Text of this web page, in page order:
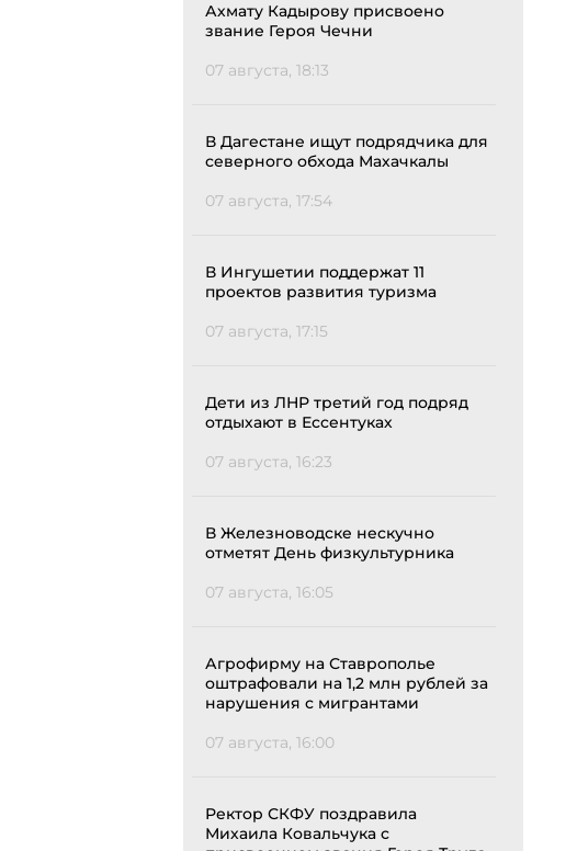
Ахмату Кадырову присвоено
звание Героя Чечни
07 августа, 18:13
В Дагестане ищут подрядчика для
северного обхода Махачкалы
07 августа, 17:54
В Ингушетии поддержат 11
проектов развития туризма
07 августа, 17:15
Дети из ЛНР третий год подряд
отдыхают в Ессентуках
07 августа, 16:23
В Железноводске нескучно
отметят День физкультурника
07 августа, 16:05
Агрофирму на Ставрополье
оштрафовали на 1,2 млн рублей за
нарушения с мигрантами
07 августа, 16:00
Ректор СКФУ поздравила
Михаила Ковальчука с